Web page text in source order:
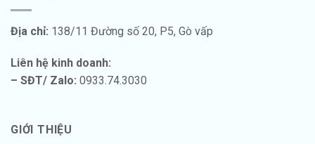
Địa chỉ: 138/11 Đường số 20, P5, Gò vấp
Liên hệ kinh doanh:
– SĐT/ Zalo: 0933.74.3030
GIỚI THIỆU